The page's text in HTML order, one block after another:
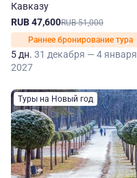
Кавказу
RUB 47,600RUB 51,000
Раннее бронирование тура
5 дн. 31 декабря — 4 января
2027
Туры на Новый год